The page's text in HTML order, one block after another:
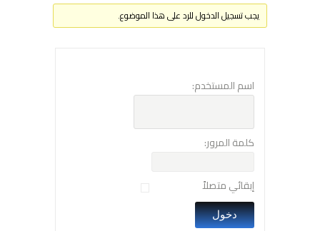
يجب تسجيل الدخول للرد على هذا الموضوع.
اسم المستخدم:
كلمة المرور:
إبقائي متصلاً
دخول